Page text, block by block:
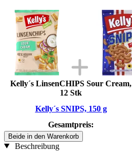
Kelly´s LinsenCHIPS Sour Cream,
12 Stk
Kelly´s SNIPS, 150 g
Gesamtpreis:
Beide in den Warenkorb
Beschreibung